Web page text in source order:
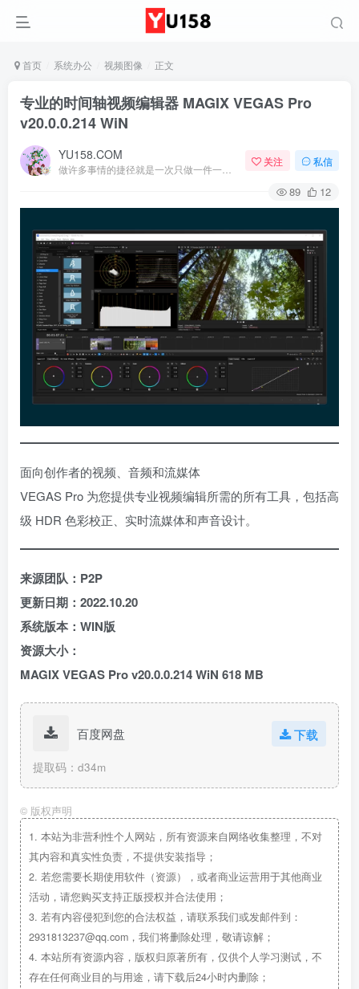
首页 系统办公 视频图像 正文
专业的时间轴视频编辑器 MAGIX VEGAS Pro
v20.0.0.214 WiN
YU158.COM 关注 私信
89 12
面向创作者的视频、音频和流媒体
VEGAS Pro 为您提供专业视频编辑所需的所有工具，包括高
级 HDR 色彩校正、实时流媒体和声音设计。
来源团队：P2P
更新日期：2022.10.20
系统版本：WIN版
资源大小：
MAGIX VEGAS Pro v20.0.0.214 WiN 618 MB
百度网盘 下载
提取码：d34m
© 版权声明
1. 本站为非营利性个人网站，所有资源来自网络收集整理，不对
其内容和真实性负责，不提供安装指导；
2. 若您需要长期使用软件（资源），或者商业运营用于其他商业
活动，请您购买支持正版授权并合法使用；
3. 若有内容侵犯到您的合法权益，请联系我们或发邮件到：
2931813237@qq.com，我们将删除处理，敬请谅解；
4. 本站所有资源内容，版权归原著所有，仅供个人学习测试，不
存在任何商业目的与用途，请下载后24小时内删除；